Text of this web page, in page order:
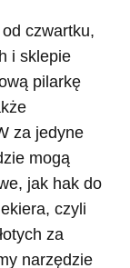
czwartku,
i sklepie
pilarkę
za jedyne
mogą
jak hak do
czyli
za
narzędzie